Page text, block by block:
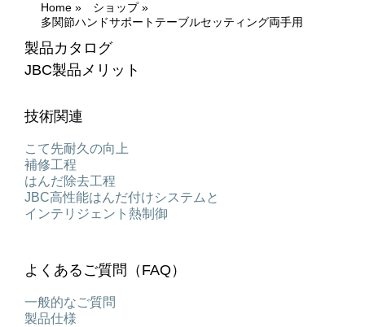
Home» ショップ»
多関節ハンドサポートテーブルセッティング両手用
製品カタログ
JBC製品メリット
技術関連
こて先耐久の向上
補修工程
はんだ除去工程
JBC高性能はんだ付けシステムと
インテリジェント熱制御
よくあるご質問（FAQ）
一般的なご質問
製品仕様